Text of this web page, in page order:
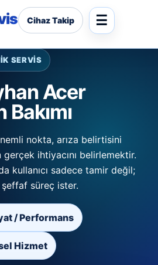
Cihaz Takip
SERVİS
Acer
nokta, arıza belirtisini
ihtiyacını belirlemektir.
kullanıcı sadece tamir değil;
süreç ister.
/ Performans
Hizmet